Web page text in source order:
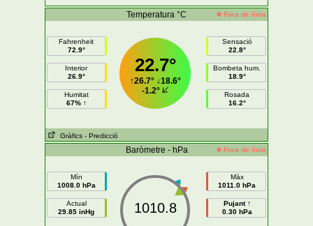
Temperatura °C Fora de línia
Fahrenheit
72.9°
Interior
26.9°
Humitat
67% ↑
22.7°
↑26.7°↓18.6°
-1.2°
Sensació
22.8°
Bombeta hum.
18.9°
Rosada
16.2°
Gràfics - Predicció
Baròmetre - hPa Fora de línia
Mín
1008.0 hPa
Actual
29.85 inHg
1010.8
Màx
1011.0 hPa
Pujant ↑
0.30 hPa